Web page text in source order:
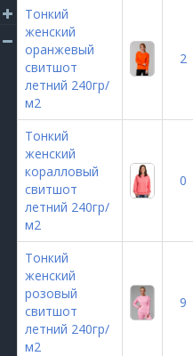
Тонкий
женский
оранжевый
свитшот
летний 240гр/
м2
2
Тонкий
женский
коралловый
свитшот
летний 240гр/
м2
0
Тонкий
женский
розовый
свитшот
летний 240гр/
м2
9